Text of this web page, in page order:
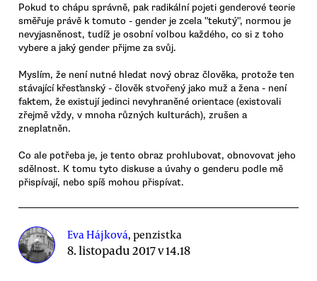
Pokud to chápu správně, pak radikální pojeti genderové teorie
směřuje právě k tomuto - gender je zcela "tekutý", normou je
nevyjasněnost, tudíž je osobní volbou každého, co si z toho
vybere a jaký gender přijme za svůj.
Myslím, že není nutné hledat nový obraz člověka, protože ten
stávající křesťanský - člověk stvořený jako muž a žena - není
faktem, že existují jedinci nevyhraněné orientace (existovali
zřejmě vždy, v mnoha různých kulturách), zrušen a
zneplatněn.
Co ale potřeba je, je tento obraz prohlubovat, obnovovat jeho
sdělnost. K tomu tyto diskuse a úvahy o genderu podle mě
přispívají, nebo spíš mohou přispívat.
Eva Hájková, penzistka
8. listopadu 2017 v 14.18